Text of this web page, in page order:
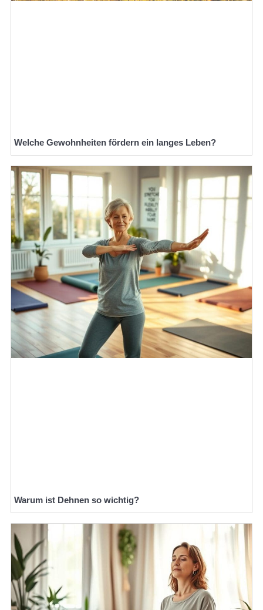
Welche Gewohnheiten fördern ein langes Leben?
Warum ist Dehnen so wichtig?